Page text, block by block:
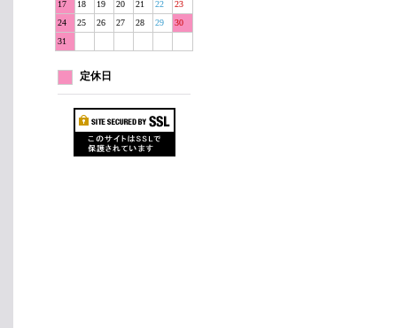
17 18 19 20 21 22
23
24
25 26 27 28 29
30
31
定休日